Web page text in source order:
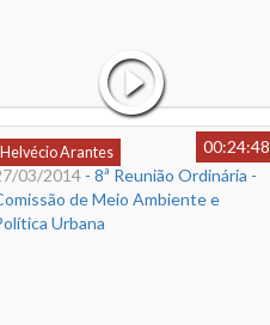
Helvécio Arantes
00:24:48
03/2014 - 8ª Reunião Ordinária -
de Meio Ambiente e
Urbana